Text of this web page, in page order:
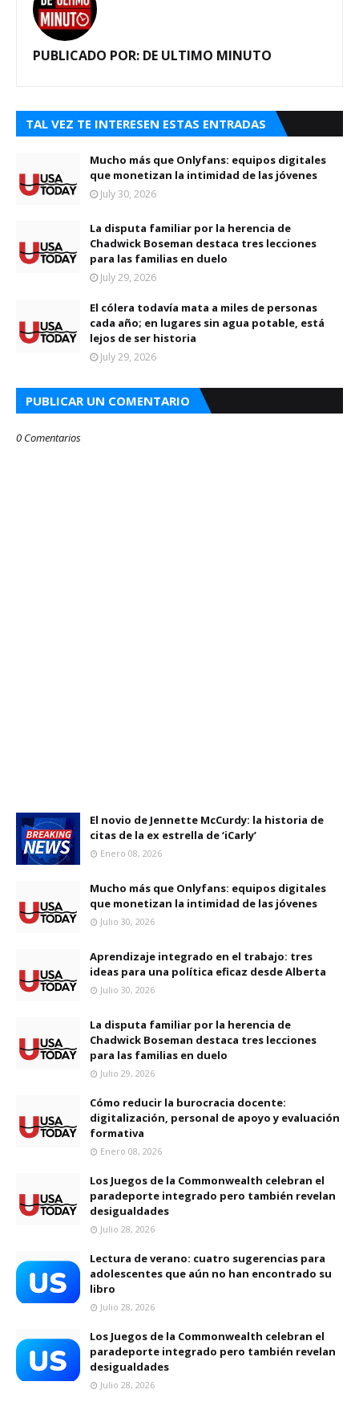
PUBLICADO POR: DE ULTIMO MINUTO
TAL VEZ TE INTERESEN ESTAS ENTRADAS
Mucho más que Onlyfans: equipos digitales
que monetizan la intimidad de las jóvenes
July 30, 2026
La disputa familiar por la herencia de
Chadwick Boseman destaca tres lecciones
para las familias en duelo
July 29, 2026
El cólera todavía mata a miles de personas
cada año; en lugares sin agua potable, está
lejos de ser historia
July 29, 2026
PUBLICAR UN COMENTARIO
0 Comentarios
El novio de Jennette McCurdy: la historia de
citas de la ex estrella de ‘iCarly’
Enero 08, 2026
Mucho más que Onlyfans: equipos digitales
que monetizan la intimidad de las jóvenes
Julio 30, 2026
Aprendizaje integrado en el trabajo: tres
ideas para una política eficaz desde Alberta
Julio 30, 2026
La disputa familiar por la herencia de
Chadwick Boseman destaca tres lecciones
para las familias en duelo
Julio 29, 2026
Cómo reducir la burocracia docente:
digitalización, personal de apoyo y evaluación
formativa
Enero 08, 2026
Los Juegos de la Commonwealth celebran el
paradeporte integrado pero también revelan
desigualdades
Julio 28, 2026
Lectura de verano: cuatro sugerencias para
adolescentes que aún no han encontrado su
libro
Julio 28, 2026
Los Juegos de la Commonwealth celebran el
paradeporte integrado pero también revelan
desigualdades
Julio 28, 2026